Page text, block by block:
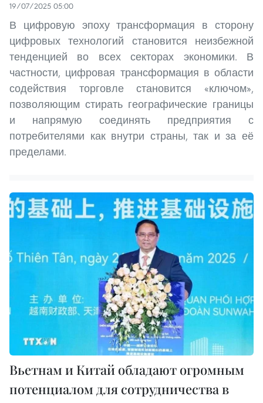
19/07/2025 05:00
В цифровую эпоху трансформация в сторону
цифровых технологий становится неизбежной
тенденцией во всех секторах экономики. В
частности, цифровая трансформация в области
содействия торговле становится «ключом»,
позволяющим стирать географические границы
и напрямую соединять предприятия с
потребителями как внутри страны, так и за её
пределами.
Вьетнам и Китай обладают огромным
потенциалом для сотрудничества в